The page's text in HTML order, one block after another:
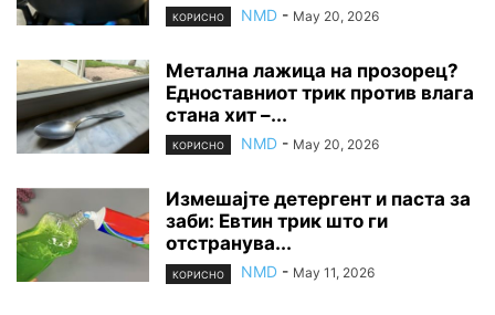
КОРИСНО NMD - May 20, 2026
Метална лажица на прозорец?
Едноставниот трик против влага
стана хит –...
КОРИСНО NMD - May 20, 2026
Измешајте детергент и паста за
заби: Евтин трик што ги
отстранува...
КОРИСНО NMD - May 11, 2026